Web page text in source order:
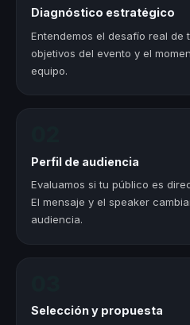
Diagnóstico estratégico
Entendemos el desafío real de
objetivos del evento y el
equipo.
Perfil de audiencia
Evaluamos si tu público es
El mensaje y el speaker
audiencia.
Selección y propuesta